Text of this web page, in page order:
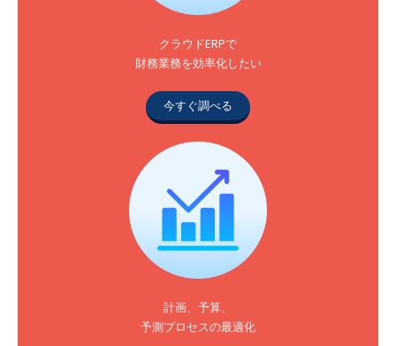
クラウドERPで
財務業務を効率化したい
今すぐ調べる
計画、予算、
予測プロセスの最適化